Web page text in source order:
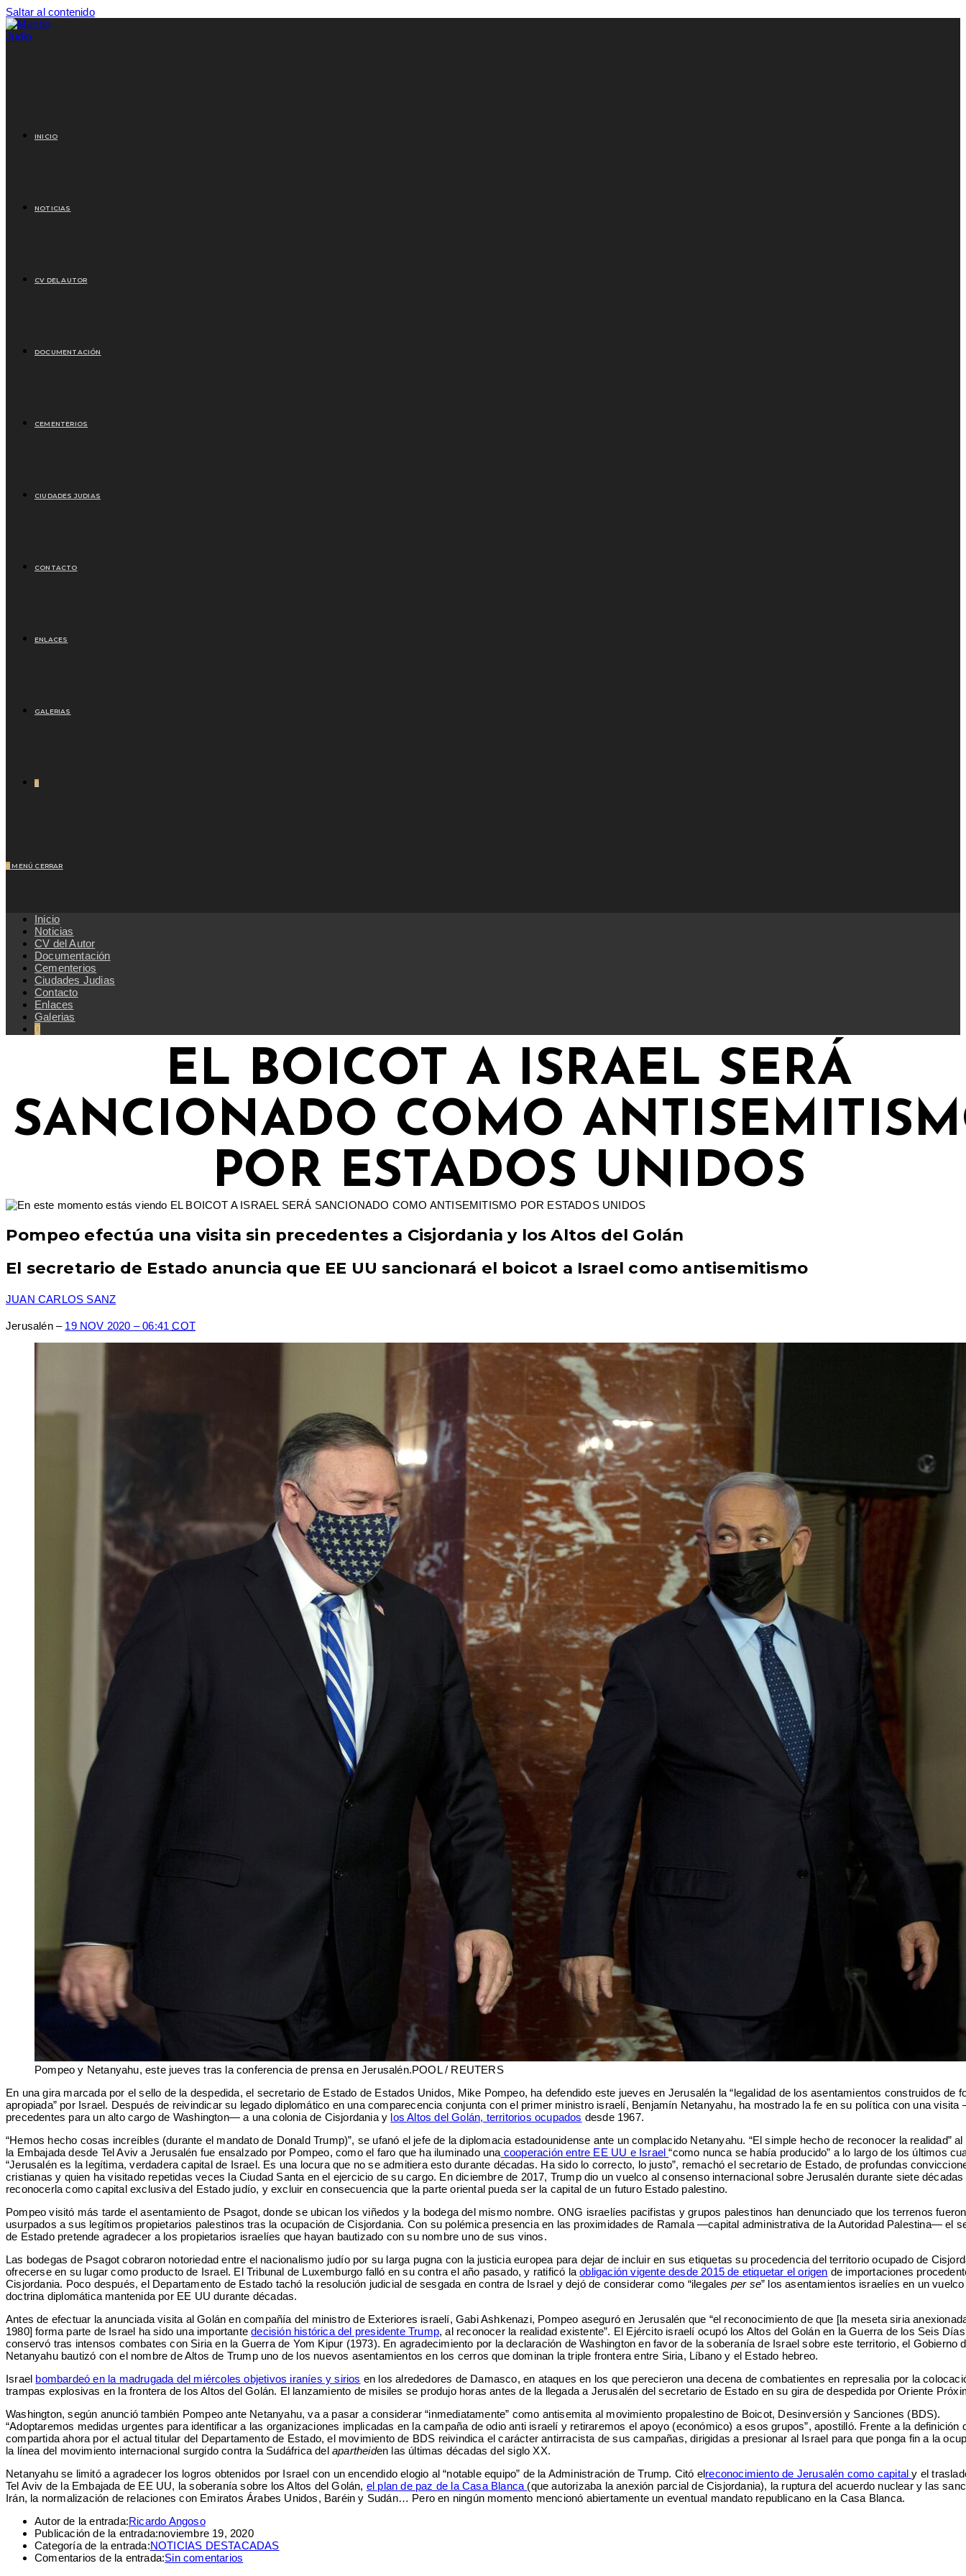
Saltar al contenido
INICIO
NOTICIAS
CV DEL AUTOR
DOCUMENTACIÓN
CEMENTERIOS
CIUDADES JUDIAS
CONTACTO
ENLACES
GALERIAS
0
0 MENÚ CERRAR
Inicio
Noticias
CV del Autor
Documentación
Cementerios
Ciudades Judias
Contacto
Enlaces
Galerias
0
EL BOICOT A ISRAEL SERÁ
SANCIONADO COMO
POR ESTADOS UNIDOS
Pompeo efectúa una visita sin precedentes a Cisjordania y los Altos del Golán
El secretario de Estado anuncia que EE UU sancionará el boicot a Israel como antisemitismo
JUAN CARLOS SANZ
Jerusalén– 19 NOV 2020 – 06:41COT
Pompeo y Netanyahu, este jueves tras la conferencia de prensa en Jerusalén.POOL / REUTERS
En una gira marcada por el sello de la despedida, el secretario de Estado de Estados Unidos, Mike Pompeo, ha defendido este jueves en Jerusalén la “legalidad de los asentamientos construidos de
apropiada” por Israel. Después de reivindicar su legado diplomático en una comparecencia conjunta con el primer ministro israelí, Benjamín Netanyahu, ha mostrado la fe en su política con una
precedentes para un alto cargo de Washington— a una colonia de Cisjordania y los Altos del Golán, territorios ocupados desde 1967.
“Hemos hecho cosas increíbles (durante el mandato de Donald Trump)”, se ufanó el jefe de la diplomacia estadounidense ante un complacido Netanyahu. “El simple hecho de reconocer la realidad”
la Embajada desde Tel Aviv a Jerusalén fue ensalzado por Pompeo, como el faro que ha iluminado una cooperación entre EE UU e Israel“como nunca se había producido” a lo largo de los últimos
“Jerusalén es la legítima, verdadera capital de Israel. Es una locura que no se admitiera esto durante décadas. Ha sido lo correcto, lo justo”, remachó el secretario de Estado, de profundas
cristianas y quien ha visitado repetidas veces la Ciudad Santa en el ejercicio de su cargo. En diciembre de 2017, Trump dio un vuelco al consenso internacional sobre Jerusalén durante siete décadas
reconocerla como capital exclusiva del Estado judío, y excluir en consecuencia que la parte oriental pueda ser la capital de un futuro Estado palestino.
Pompeo visitó más tarde el asentamiento de Psagot, donde se ubican los viñedos y la bodega del mismo nombre. ONG israelíes pacifistas y grupos palestinos han denunciado que los terrenos fueron
usurpados a sus legítimos propietarios palestinos tras la ocupación de Cisjordania. Con su polémica presencia en las proximidades de Ramala —capital administrativa de la Autoridad Palestina— el
de Estado pretende agradecer a los propietarios israelíes que hayan bautizado con su nombre uno de sus vinos.
Las bodegas de Psagot cobraron notoriedad entre el nacionalismo judío por su larga pugna con la justicia europea para dejar de incluir en sus etiquetas su procedencia del territorio ocupado de
ofrecerse en su lugar como producto de Israel. El Tribunal de Luxemburgo falló en su contra el año pasado, y ratificó laobligación vigente desde 2015 de etiquetar el origen de importaciones
Cisjordania. Poco después, el Departamento de Estado tachó la resolución judicial de sesgada en contra de Israel y dejó de considerar como “ilegales per se” los asentamientos israelíes en un
doctrina diplomática mantenida por EE UU durante décadas.
Antes de efectuar la anunciada visita al Golán en compañía del ministro de Exteriores israelí, Gabi Ashkenazi, Pompeo aseguró en Jerusalén que “el reconocimiento de que [la meseta siria
1980] forma parte de Israel ha sido una importantedecisión histórica del presidente Trump, al reconocer la realidad existente”. El Ejército israelí ocupó los Altos del Golán en la Guerra de los Seis
conservó tras intensos combates con Siria en la Guerra de Yom Kipur (1973). En agradecimiento por la declaración de Washington en favor de la soberanía de Israel sobre este territorio, el Gobierno
Netanyahu bautizó con el nombre de Altos de Trump uno de los nuevos asentamientos en los cerros que dominan la triple frontera entre Siria, Líbano y el Estado hebreo.
Israel bombardeó en la madrugada del miércoles objetivos iraníes y sirios en los alrededores de Damasco, en ataques en los que perecieron una decena de combatientes en represalia por la
trampas explosivas en la frontera de los Altos del Golán. El lanzamiento de misiles se produjo horas antes de la llegada a Jerusalén del secretario de Estado en su gira de despedida por Oriente
Washington, según anunció también Pompeo ante Netanyahu, va a pasar a considerar “inmediatamente” como antisemita al movimiento propalestino de Boicot, Desinversión y Sanciones (BDS).
“Adoptaremos medidas urgentes para identificar a las organizaciones implicadas en la campaña de odio anti israelí y retiraremos el apoyo (económico) a esos grupos”, apostilló. Frente a la definición
compartida ahora por el actual titular del Departamento de Estado, el movimiento de BDS reivindica el carácter antirracista de sus campañas, dirigidas a presionar al Israel para que ponga fin a la
la línea del movimiento internacional surgido contra la Sudáfrica delapartheiden las últimas décadas del siglo XX.
Netanyahu se limitó a agradecer los logros obtenidos por Israel con un encendido elogio al “notable equipo” de la Administración de Trump. Citó elreconocimiento de Jerusalén como capitaly el
Tel Aviv de la Embajada de EE UU, la soberanía sobre los Altos del Golán, el plan de paz de la Casa Blanca (que autorizaba la anexión parcial de Cisjordania), la ruptura del acuerdo nuclear y las
Irán, la normalización de relaciones con Emiratos Árabes Unidos, Baréin y Sudán… Pero en ningún momento mencionó abiertamente un eventual mandato republicano en la Casa Blanca.
Autor de la entrada:Ricardo Angoso
Publicación de la entrada:noviembre 19, 2020
Categoría de la entrada:NOTICIAS DESTACADAS
Comentarios de la entrada:Sin comentarios